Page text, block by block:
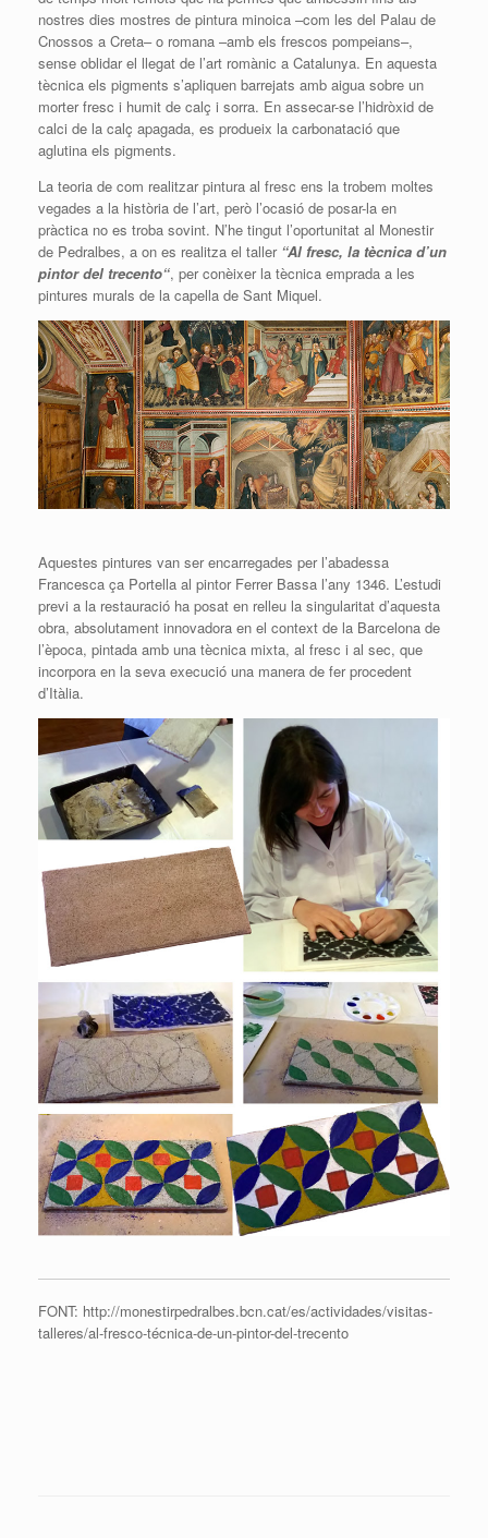
nostres dies mostres de pintura minoica –com les del Palau de
Cnossos a Creta– o romana –amb els frescos pompeians–,
sense oblidar el llegat de l’art romànic a Catalunya. En aquesta
tècnica els pigments s’apliquen barrejats amb aigua sobre un
morter fresc i humit de calç i sorra. En assecar-se l’hidròxid de
calci de la calç apagada, es produeix la carbonatació que
aglutina els pigments.
La teoria de com realitzar pintura al fresc ens la trobem moltes
vegades a la història de l’art, però l’ocasió de posar-la en
pràctica no es troba sovint. N’he tingut l’oportunitat al Monestir
de Pedralbes, a on es realitza el taller “Al fresc, la tècnica d’un
pintor del trecento“, per conèixer la tècnica emprada a les
pintures murals de la capella de Sant Miquel.
Aquestes pintures van ser encarregades per l’abadessa
Francesca ça Portella al pintor Ferrer Bassa l’any 1346. L’estudi
previ a la restauració ha posat en relleu la singularitat d’aquesta
obra, absolutament innovadora en el context de la Barcelona de
l’època, pintada amb una tècnica mixta, al fresc i al sec, que
incorpora en la seva execució una manera de fer procedent
d’Itàlia.
FONT: http://monestirpedralbes.bcn.cat/es/actividades/visitas-
talleres/al-fresco-técnica-de-un-pintor-del-trecento